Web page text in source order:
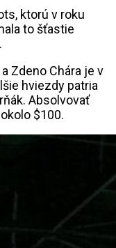
ktorú v roku
to šťastie
Zdeno Chára je v
hviezdy patria
Absolvovať
$100.